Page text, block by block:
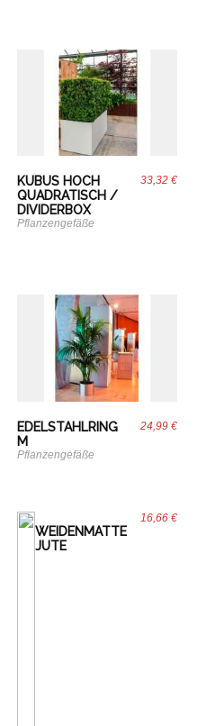
33,32 €
KUBUS HOCH
QUADRATISCH /
DIVIDERBOX
Pflanzengefäße
24,99 €
EDELSTAHLRING
M
Pflanzengefäße
16,66 €
WEIDENMATTE
JUTE